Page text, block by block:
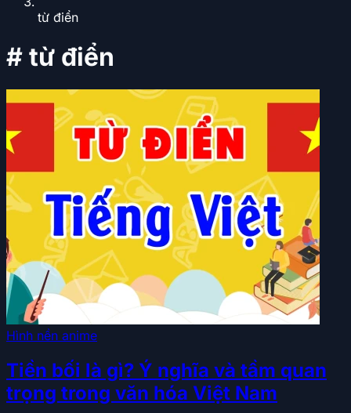
từ điển
# từ điển
Hình nền anime
Tiền bối là gì? Ý nghĩa và tầm quan
trọng trong văn hóa Việt Nam